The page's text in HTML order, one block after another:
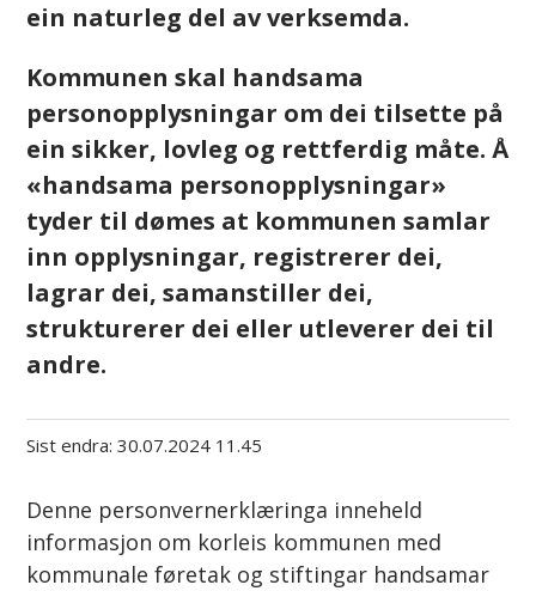
ein naturleg del av verksemda.
Kommunen skal handsama
personopplysningar om dei tilsette på
ein sikker, lovleg og rettferdig måte. Å
«handsama personopplysningar»
tyder til dømes at kommunen samlar
inn opplysningar, registrerer dei,
lagrar dei, samanstiller dei,
strukturerer dei eller utleverer dei til
andre.
Sist endra 30.07.2024 11.45
Denne personvernerklæringa inneheld
informasjon om korleis kommunen med
kommunale føretak og stiftingar handsamar